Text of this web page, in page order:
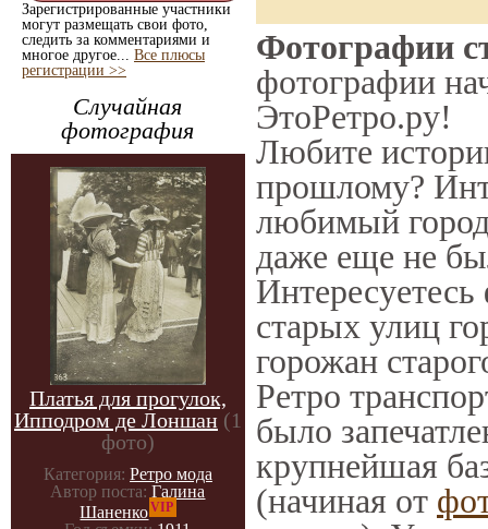
Зарегистрированные участники
могут размещать свои фото,
следить за комментариями и
многое другое... Все плюсы
регистрации >>
Случайная
фотография
Платья для прогулок,
Ипподром де Лоншан (1
фото)
Категория: Ретро мода
Автор поста: Галина
ШаненкоVIP
Фотографии
фотографии
ЭтоРетро.ру!
Любите
прошлому?
любимый
даже еще не
Интересуетесь
старых улиц
горожан
Ретро
было
крупнейшая
(начиная от